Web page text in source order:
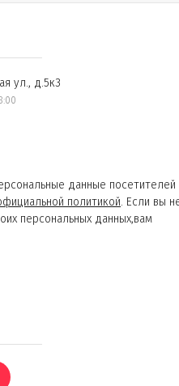
ул., д.5к3
данные посетителей
политикой. Если вы
персональных данных,вам